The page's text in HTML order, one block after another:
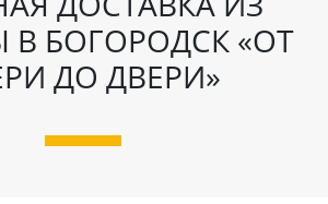
БОГОРОДСК «ОТ
ДО ДВЕРИ»